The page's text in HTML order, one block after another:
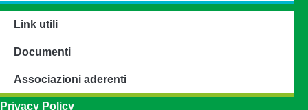
Link utili
Documenti
Associazioni aderenti
Privacy Policy